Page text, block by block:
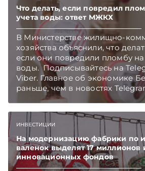
Что делать, если повредил
учета воды: ответ МЖКХ
В Министерстве жилищно-
хозяйства объяснили, что
если они повредили пломбу
воды. Подписывайтесь на
Viber. Главное об экономике
раньше, чем в новостях
ИНВЕСТИЦИИ
На модернизацию фабрики по
валенок выделят 17 миллионов
инновационных фондов